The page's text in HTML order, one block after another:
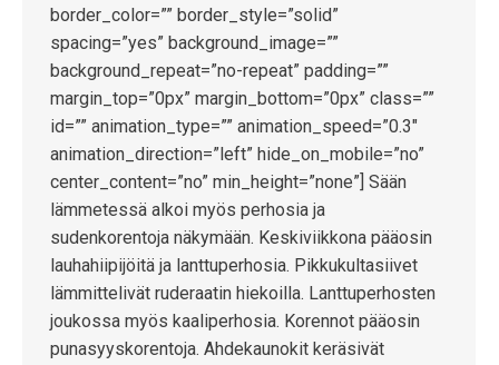
border_color=”” border_style=”solid”
spacing=”yes” background_image=””
background_repeat=”no-repeat” padding=””
margin_top=”0px” margin_bottom=”0px” class=””
id=”” animation_type=”” animation_speed=”0.3″
animation_direction=”left” hide_on_mobile=”no”
center_content=”no” min_height=”none”] Sään
lämmetessä alkoi myös perhosia ja
sudenkorentoja näkymään. Keskiviikkona pääosin
lauhahiipijöitä ja lanttuperhosia. Pikkukultasiivet
lämmittelivät ruderaatin hiekoilla. Lanttuperhosten
joukossa myös kaaliperhosia. Korennot pääosin
punasyyskorentoja. Ahdekaunokit keräsivät